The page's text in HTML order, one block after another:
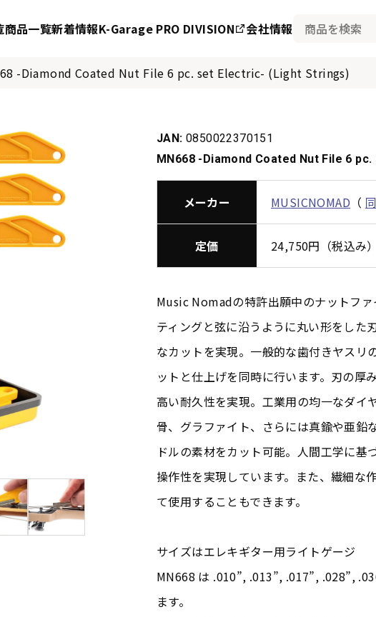
商品一覧新着情報K-Garage PRO DIVISION 会社情報
-Diamond Coated Nut File 6 pc. set Electric- (Light Strings)
JAN: 0850022370151
MN668 -Diamond Coated Nut File 6
メーカー MUSICNOMAD （
定価 24,750円（税込み）
Music Nomadの特許出願中のナットフ
ティングと弦に沿うように丸い形をした
なカットを実現。一般的な歯付きヤスリ
ットと仕上げを同時に行います。刃の厚
高い耐久性を実現。工業用の均一なダイ
骨、グラファイト、さらには真鍮や亜鉛
ドルの素材をカット可能。人間工学に
操作性を実現しています。また、繊細な
て使用することもできます。
サイズはエレキギター用ライトゲージ
MN668 は .010”, .013”, .017”, .028”,
ます。